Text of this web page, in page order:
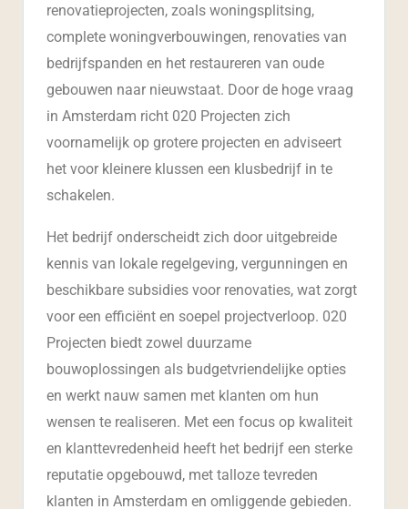
renovatieprojecten, zoals woningsplitsing,
complete woningverbouwingen, renovaties van
bedrijfspanden en het restaureren van oude
gebouwen naar nieuwstaat. Door de hoge vraag
in Amsterdam richt 020 Projecten zich
voornamelijk op grotere projecten en adviseert
het voor kleinere klussen een klusbedrijf in te
schakelen.
Het bedrijf onderscheidt zich door uitgebreide
kennis van lokale regelgeving, vergunningen en
beschikbare subsidies voor renovaties, wat zorgt
voor een efficiënt en soepel projectverloop. 020
Projecten biedt zowel duurzame
bouwoplossingen als budgetvriendelijke opties
en werkt nauw samen met klanten om hun
wensen te realiseren. Met een focus op kwaliteit
en klanttevredenheid heeft het bedrijf een sterke
reputatie opgebouwd, met talloze tevreden
klanten in Amsterdam en omliggende gebieden.